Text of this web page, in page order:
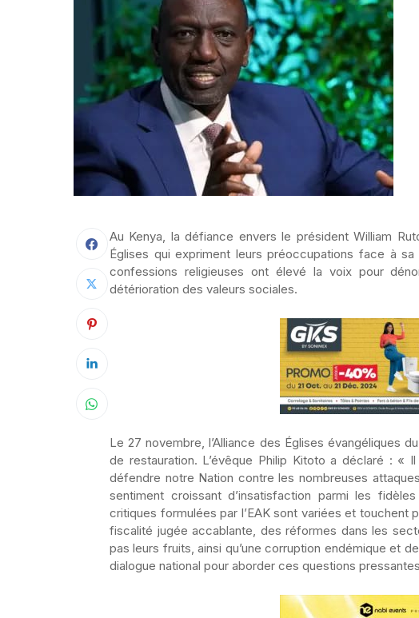
Au Kenya, la défiance envers le président William
Églises qui expriment leurs préoccupations face à
confessions religieuses ont élevé la voix pour
détérioration des valeurs sociales.
Le 27 novembre, l’Alliance des Églises évangéliques
de restauration. L’évêque Philip Kitoto a déclaré : «
défendre notre Nation contre les nombreuses
sentiment croissant d’insatisfaction parmi les
critiques formulées par l’EAK sont variées et touchent
fiscalité jugée accablante, des réformes dans les
pas leurs fruits, ainsi qu’une corruption endémique et
dialogue national pour aborder ces questions